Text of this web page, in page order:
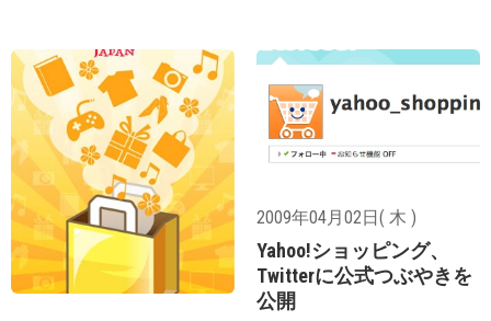
2009年04月02日( 木 )
Yahoo!ショッピング、
Twitterに公式つぶやきを
公開